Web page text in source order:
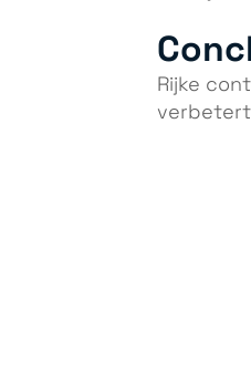
Rijke
verbetert